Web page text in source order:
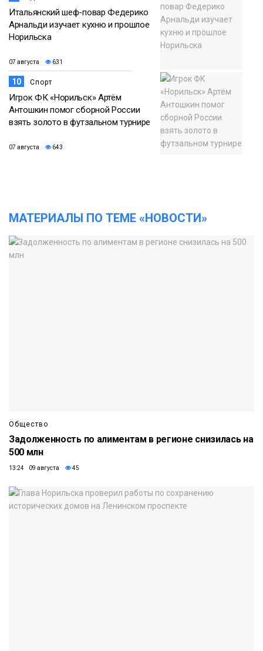
Итальянский шеф-повар Федерико
Арнальди изучает кухню и прошлое
Норильска
07 августа 631
10 Спорт
Игрок ФК «Норильск» Артём
Антошкин помог сборной России
взять золото в футзальном турнире
07 августа 643
МАТЕРИАЛЫ ПО ТЕМЕ «НОВОСТИ»
Общество
Задолженность по алиментам в регионе снизилась на
500 млн
13:24 09 августа 45